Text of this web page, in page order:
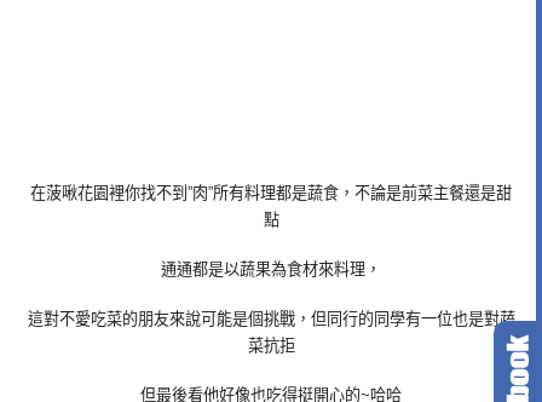
在菠啾花園裡你找不到”肉”所有料理都是蔬食，不論是前菜主餐還是甜
點
通通都是以蔬果為食材來料理，
這對不愛吃菜的朋友來說可能是個挑戰，但同行的同學有一位也是對蔬
菜抗拒
但最後看他好像也吃得挺開心的~哈哈